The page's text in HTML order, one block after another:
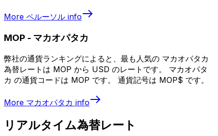
More ペルーソル info
MOP - マカオパタカ
弊社の通貨ランキングによると、最も人気の マカオパタカ
為替レートは MOP から USD のレートです。 マカオパタ
カ の通貨コードは MOP です。 通貨記号は MOP$ です。
More マカオパタカ info
リアルタイム為替レート